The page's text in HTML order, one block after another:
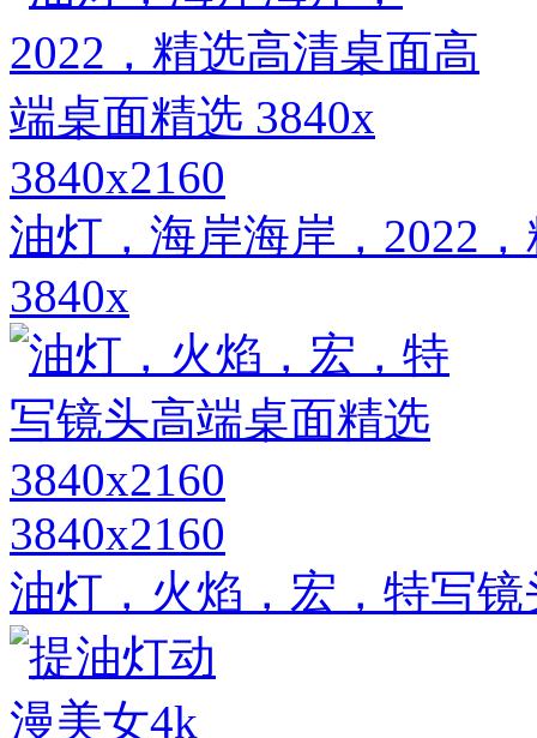
3840x2160
油灯，海岸海岸，2022
3840x
3840x2160
油灯，火焰，宏，特写